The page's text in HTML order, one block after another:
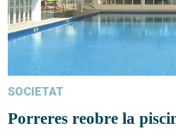
SOCIETAT
Porreres reobre la